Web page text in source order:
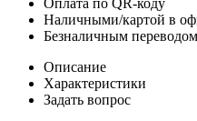
Наличными/картой в
Безналичным переводом
Описание
Характеристики
Задать вопрос